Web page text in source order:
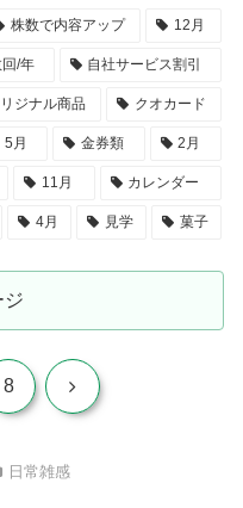
株数で内容アップ 12月
/年 自社サービス割引
ジナル商品 クオカード
5月 金券類 2月
11月 カレンダー
4月 見学 菓子
ジ
8 次
日常雑感